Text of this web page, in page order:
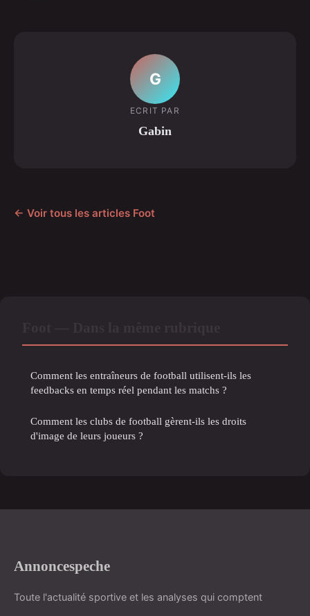
G
ECRIT PAR
Gabin
← Voir tous les articles Foot
Comment les entraîneurs de football utilisent-ils les
feedbacks en temps réel pendant les matchs ?
Comment les clubs de football gèrent-ils les droits
d'image de leurs joueurs ?
Annoncespeche
Toute l'actualité sportive et les analyses qui comptent